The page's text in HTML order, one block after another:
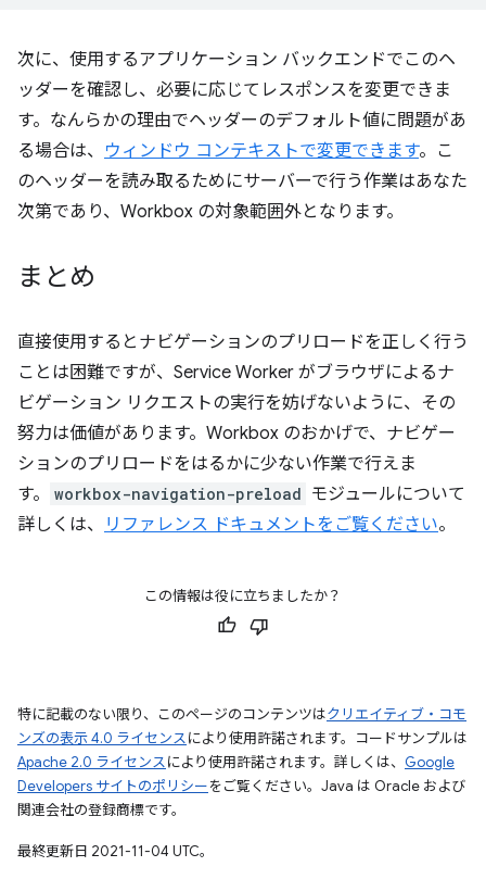
次に、使用するアプリケーション バックエンドでこのヘ
ッダーを確認し、必要に応じてレスポンスを変更できま
す。なんらかの理由でヘッダーのデフォルト値に問題があ
る場合は、 ウィンドウ コンテキストで変更できます。こ
のヘッダーを読み取るためにサーバーで行う作業はあなた
次第であり、Workbox の対象範囲外となります。
まとめ
直接使用するとナビゲーションのプリロードを正しく行う
ことは困難ですが、Service Worker がブラウザによるナ
ビゲーション リクエストの実行を妨げないように、その
努力は価値があります。Workbox のおかげで、ナビゲー
ションのプリロードをはるかに少ない作業で行えま
す。
workbox-navigation-preload モジュールについて
詳しくは、
リファレンス ドキュメントをご覧ください。
この情報は役に立ちましたか？
特に記載のない限り、このページのコンテンツはクリエイティブ・コモ
ンズの表示 4.0 ライセンスにより使用許諾されます。コードサンプルは
Apache 2.0 ライセンスにより使用許諾されます。詳しくは、 Google
Developers サイトのポリシーをご覧ください。Java は Oracle および
関連会社の登録商標です。
最終更新日 2021-11-04 UTC。